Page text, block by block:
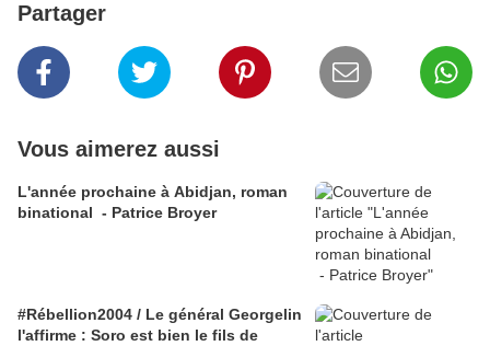
Partager
Vous aimerez aussi
L'année prochaine à Abidjan, roman
binational - Patrice Broyer
#Rébellion2004 / Le général Georgelin
l'affirme : Soro est bien le fils de